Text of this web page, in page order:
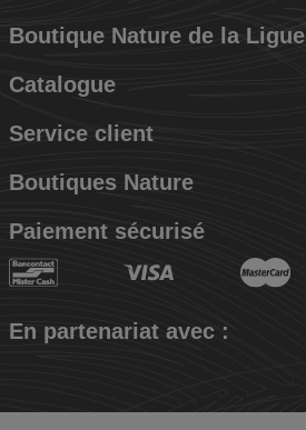
Boutique Nature de la Ligue
Catalogue
Service client
Boutiques Nature
Paiement sécurisé
En partenariat avec :